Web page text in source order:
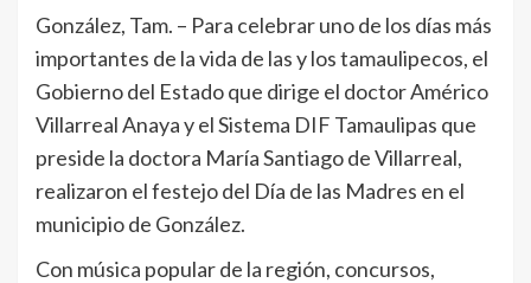
González, Tam. – Para celebrar uno de los días más
importantes de la vida de las y los tamaulipecos, el
Gobierno del Estado que dirige el doctor Américo
Villarreal Anaya y el Sistema DIF Tamaulipas que
preside la doctora María Santiago de Villarreal,
realizaron el festejo del Día de las Madres en el
municipio de González.
Con música popular de la región, concursos,